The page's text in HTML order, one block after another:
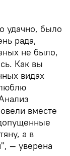
удачно, было
рада,
не было,
Как вы
видах
вместе
а в
— уверена